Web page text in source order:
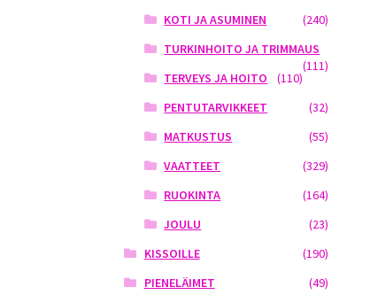
KOTI JA ASUMINEN
(240)
TURKINHOITO JA TRIMMAUS
(111)
TERVEYS JA HOITO
(110)
PENTUTARVIKKEET
(32)
MATKUSTUS
(55)
VAATTEET
(329)
RUOKINTA
(164)
JOULU
(23)
KISSOILLE
(190)
PIENELÄIMET
(49)